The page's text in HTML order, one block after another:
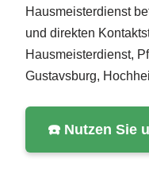
Hausmeisterdienst
und direkten
Hausmeisterdienst,
Gustavsburg,
☎️ Nutzen Sie